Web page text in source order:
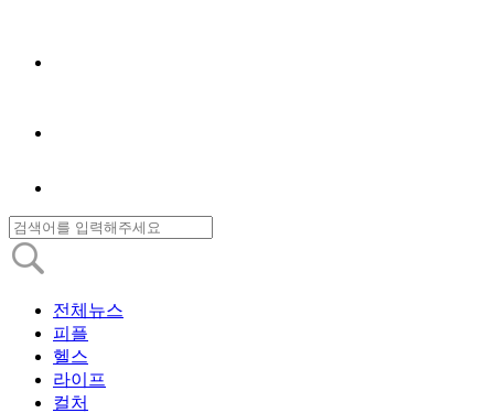
전체뉴스
피플
헬스
라이프
컬처